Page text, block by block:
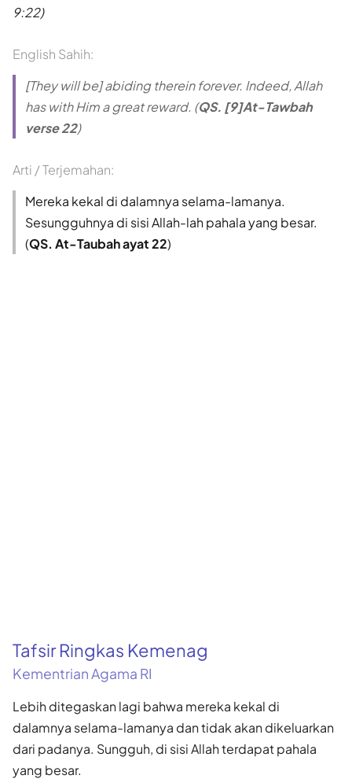
9:22)
English Sahih:
[They will be] abiding therein forever. Indeed, Allah
has with Him a great reward. (QS. [9]At-Tawbah
verse 22)
Arti / Terjemahan:
Mereka kekal di dalamnya selama-lamanya.
Sesungguhnya di sisi Allah-lah pahala yang besar.
(QS. At-Taubah ayat 22)
Tafsir Ringkas Kemenag
Kementrian Agama RI
Lebih ditegaskan lagi bahwa mereka kekal di
dalamnya selama-lamanya dan tidak akan dikeluarkan
dari padanya. Sungguh, di sisi Allah terdapat pahala
yang besar.